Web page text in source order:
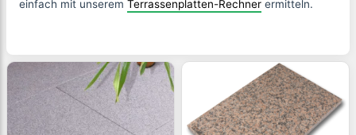
einfach mit unserem Terrassenplatten-Rechner ermitteln.